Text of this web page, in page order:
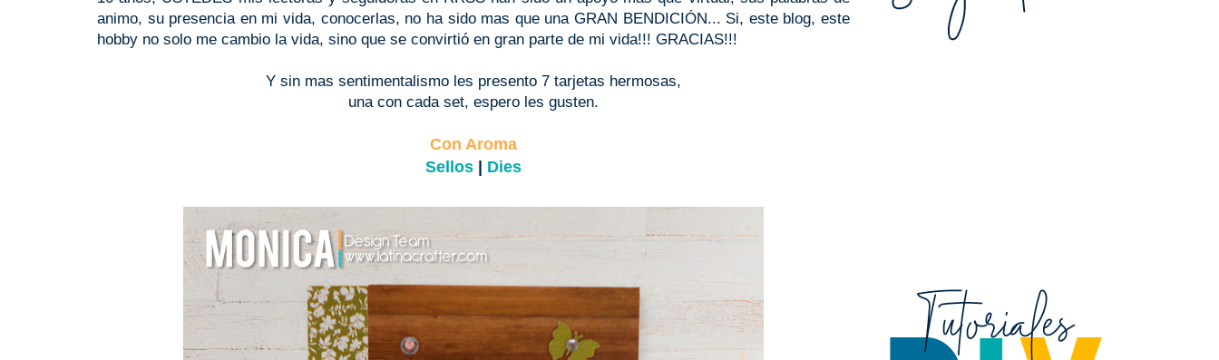
animo, su presencia en mi vida, conocerlas, no ha sido mas que una GRAN BENDICIÓN... Si, este blog, este
hobby no solo me cambio la vida, sino que se convirtió en gran parte de mi vida!!! GRACIAS!!!
Y sin mas sentimentalismo les presento 7 tarjetas hermosas,
una con cada set, espero les gusten.
Con Aroma
Sellos
Dies